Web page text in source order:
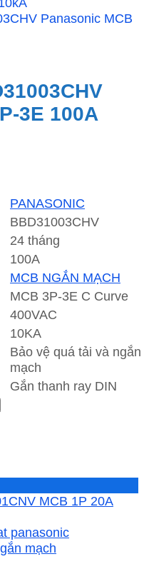
3E 100A
PANASONIC
BBD31003CHV
24 tháng
100A
MCB NGẮN MẠCH
MCB 3P-3E C Curve
400VAC
10KA
Bảo vệ quá tải và ngắn
mạch
Gắn thanh ray DIN